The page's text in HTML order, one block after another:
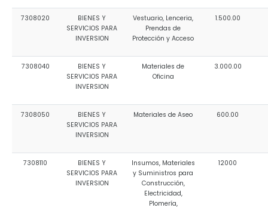
7308020
BIENES Y
SERVICIOS PARA
INVERSION
Vestuario, Lenceria,
Prendas de
Protección y Acceso
1.500.00
7308040
BIENES Y
SERVICIOS PARA
INVERSION
Materiales de
Oficina
3.000.00
7308050
BIENES Y
SERVICIOS PARA
INVERSION
Materiales de Aseo 600.00
7308110
BIENES Y
SERVICIOS PARA
INVERSION
Insumos, Materiales
y Suministros para
Construcción,
Electricidad,
Plomería,
12000